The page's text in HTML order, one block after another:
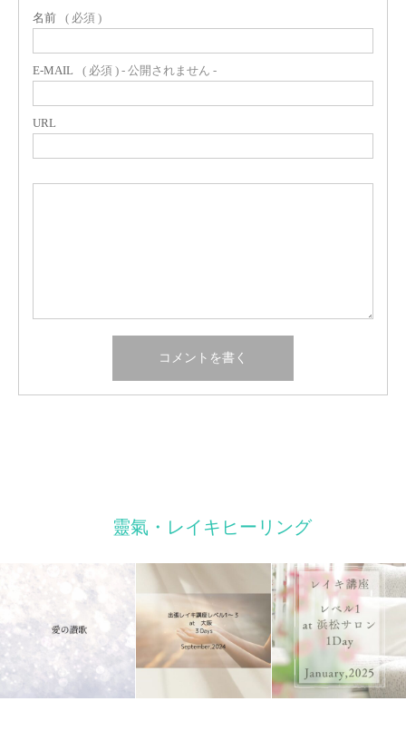
名前 ( 必須 )
E-MAIL ( 必須 ) - 公開されません -
URL
靈氣・レイキヒーリング